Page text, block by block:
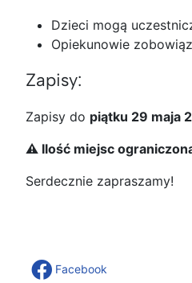
Dzieci mogą
Opiekunowie
Zapisy:
Zapisy do piątku 29 maja
⚠️ Ilość miejsc
Serdecznie zapraszamy!
Facebook